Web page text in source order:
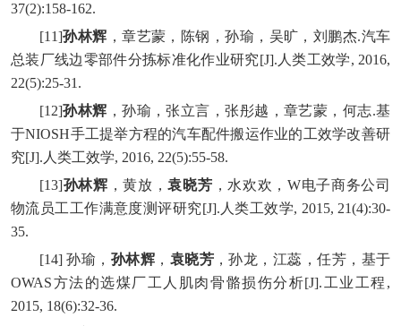
37(2):158-162.
[11]孙林辉 ，章艺蒙，陈钢，孙瑜，吴旷，刘鹏杰.汽车
总装厂线边零部件分拣标准化作业研究[J].人类工效学, 2016,
22(5):25-31.
[12]孙林辉 ，孙瑜，张立言，张彤越，章艺蒙，何志.基
于NIOSH手工提举方程的汽车配件搬运作业的工效学改善研
究[J].人类工效学, 2016, 22(5):55-58.
[13]孙林辉 ，黄放，袁晓芳 ，水欢欢，W电子商务公司
物流员工工作满意度测评研究[J].人类工效学, 2015, 21(4):30-
35.
[14] 孙瑜， 孙林辉 ， 袁晓芳 ，孙龙，江蕊，任芳，基于
OWAS方法的选煤厂工人肌肉骨骼损伤分析[J].工业工程,
2015, 18(6):32-36.